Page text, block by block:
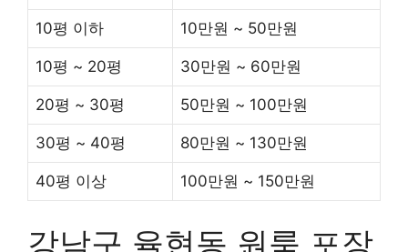
10평 이하 10만원 ~ 50만원
10평 ~ 20평 30만원 ~ 60만원
20평 ~ 30평 50만원 ~ 100만원
30평 ~ 40평 80만원 ~ 130만원
40평 이상 100만원 ~ 150만원
강남구 율현동 원룸 포장